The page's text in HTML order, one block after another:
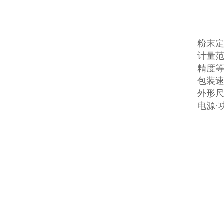
粉末
计量
精度
包装
外形
电源·